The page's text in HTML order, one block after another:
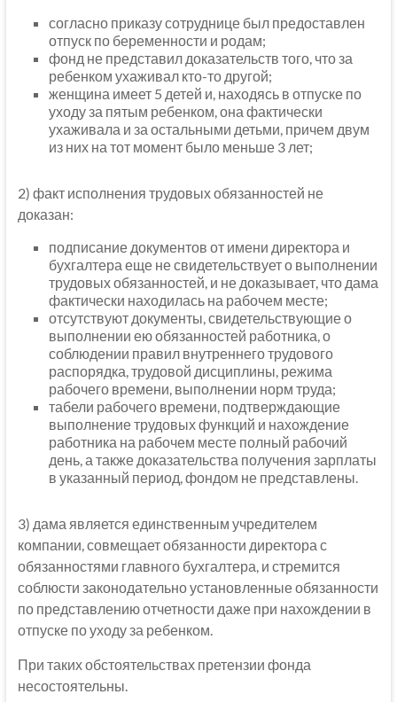
согласно приказу сотруднице был предоставлен
отпуск по беременности и родам;
фонд не представил доказательств того, что за
ребенком ухаживал кто-то другой;
женщина имеет 5 детей и, находясь в отпуске по
уходу за пятым ребенком, она фактически
ухаживала и за остальными детьми, причем двум
из них на тот момент было меньше 3 лет;
2) факт исполнения трудовых обязанностей не
доказан:
подписание документов от имени директора и
бухгалтера еще не свидетельствует о выполнении
трудовых обязанностей, и не доказывает, что дама
фактически находилась на рабочем месте;
отсутствуют документы, свидетельствующие о
выполнении ею обязанностей работника, о
соблюдении правил внутреннего трудового
распорядка, трудовой дисциплины, режима
рабочего времени, выполнении норм труда;
табели рабочего времени, подтверждающие
выполнение трудовых функций и нахождение
работника на рабочем месте полный рабочий
день, а также доказательства получения зарплаты
в указанный период, фондом не представлены.
3) дама является единственным учредителем
компании, совмещает обязанности директора с
обязанностями главного бухгалтера, и стремится
соблюсти законодательно установленные обязанности
по представлению отчетности даже при нахождении в
отпуске по уходу за ребенком.
При таких обстоятельствах претензии фонда
несостоятельны.